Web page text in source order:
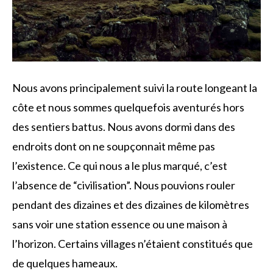
Nous avons principalement suivi la route longeant la
côte et nous sommes quelquefois aventurés hors
des sentiers battus. Nous avons dormi dans des
endroits dont on ne soupçonnait même pas
l’existence. Ce qui nous a le plus marqué, c’est
l’absence de “civilisation”. Nous pouvions rouler
pendant des dizaines et des dizaines de kilomètres
sans voir une station essence ou une maison à
l’horizon. Certains villages n’étaient constitués que
de quelques hameaux.